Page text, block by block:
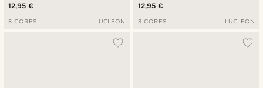
12,95 €
3 CORES LUCLEON
12,95 €
3 CORES LUCLEON